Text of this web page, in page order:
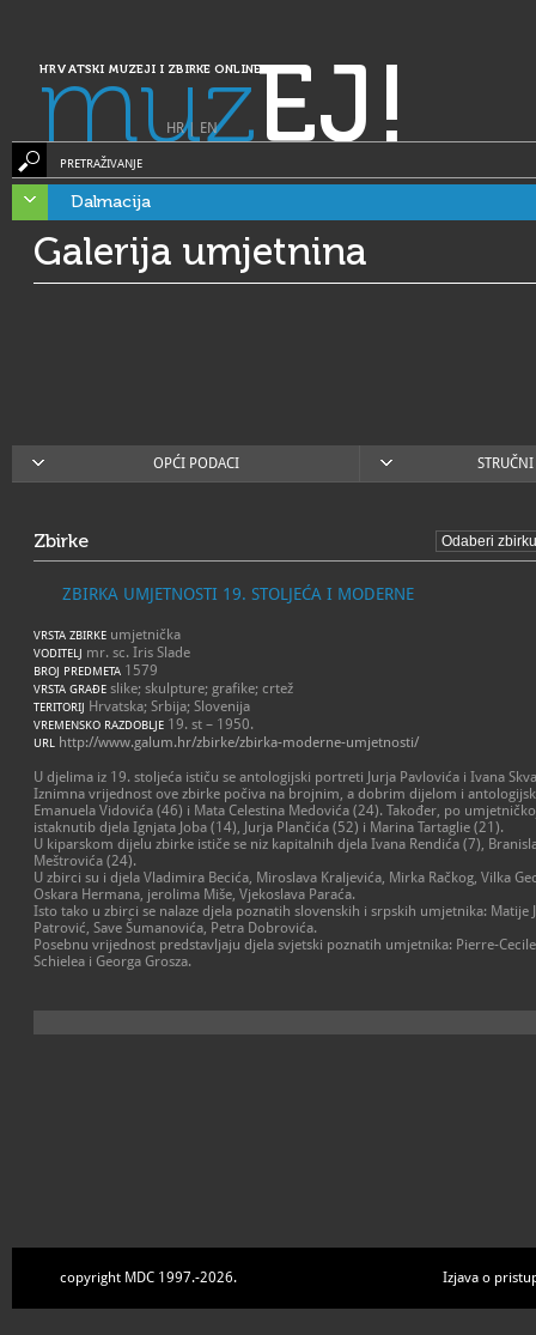
HRVATSKI MUZEJI I ZBIRKE ONLINE
muzEJ!
HR| EN
PRETRAŽIVANJE
Dalmacija
Galerija umjetnina
OPĆI PODACI
Zbirke
ZBIRKA UMJETNOSTI 19. STOLJEĆA I MODERNE
VRSTA ZBIRKE umjetnička
VODITELJ mr. sc. Iris Slade
BROJ PREDMETA 1579
VRSTA GRAĐE slike; skulpture; grafike; crtež
TERITORIJ Hrvatska; Srbija; Slovenija
VREMENSKO RAZDOBLJE 19. st – 1950.
URL http://www.galum.hr/zbirke/zbirka-moderne-umjetnosti/
U djelima iz 19. stoljeća ističu se antologijski portreti Jurja Pavlovića i Ivana
Iznimna vrijednost ove zbirke počiva na brojnim, a dobrim dijelom i
Emanuela Vidovića (46) i Mata Celestina Medovića (24). Također, po
istaknutib djela Ignjata Joba (14), Jurja Plančića (52) i Marina Tartaglie (21).
U kiparskom dijelu zbirke ističe se niz kapitalnih djela Ivana Rendića (7),
Meštrovića (24).
U zbirci su i djela Vladimira Becića, Miroslava Kraljevića, Mirka Račkog, Vilka
Oskara Hermana, jerolima Miše, Vjekoslava Paraća.
Isto tako u zbirci se nalaze djela poznatih slovenskih i srpskih umjetnika: Matije
Patrović, Save Šumanovića, Petra Dobrovića.
Posebnu vrijednost predstavljaju djela svjetski poznatih umjetnika: Pierre-
Schielea i Georga Grosza.
copyright MDC 1997.-2026. Izjava o